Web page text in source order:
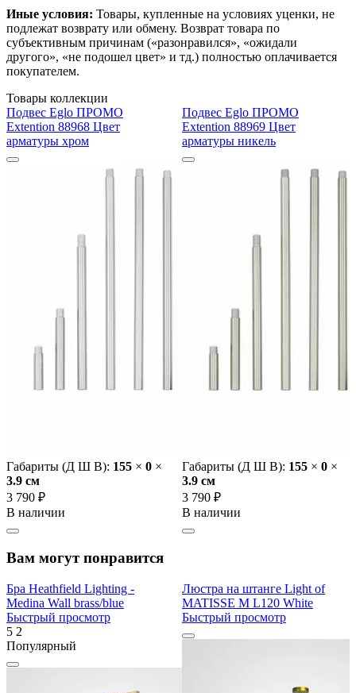
Иные условия: Товары, купленные на условиях уценки, не
подлежат возврату или обмену. Возврат товара по
субъективным причинам («разонравился», «ожидали
другого», «не подошел цвет» и тд.) полностью оплачивается
покупателем.
Товары коллекции
Подвес Eglo ПРОМО
Extention 88968 Цвет
арматуры хром
Габариты (Д Ш В): 155 × 0 ×
3.9 cм
3 790 ₽
В наличии
Подвес Eglo ПРОМО
Extention 88969 Цвет
арматуры никель
Габариты (Д Ш В): 155 × 0 ×
3.9 cм
3 790 ₽
В наличии
Вам могут понравится
Бра Heathfield Lighting -
Medina Wall brass/blue
Быстрый просмотр
5 2
Популярный
Люстра на штанге Light of
MATISSE M L120 White
Быстрый просмотр